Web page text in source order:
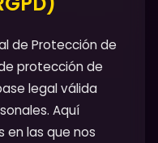
de Protección de
protección de
legal válida
Aquí
en las que nos